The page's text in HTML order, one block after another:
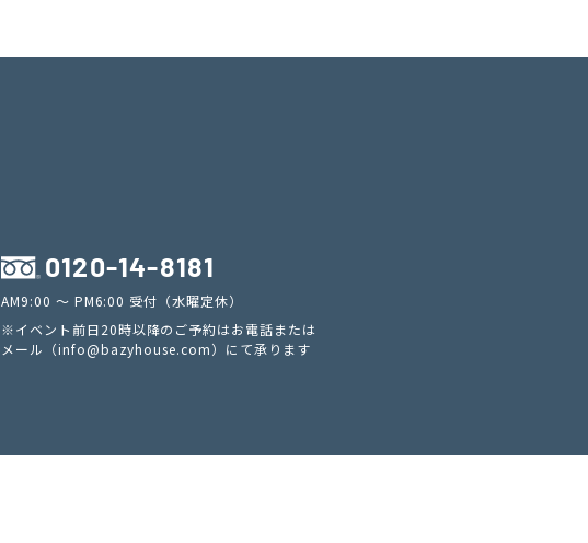
0120-14-8181
AM9:00 ～ PM6:00 受付（水曜定休）
※イベント前日20時以降のご予約はお電話または
メール（info@bazyhouse.com）にて承ります